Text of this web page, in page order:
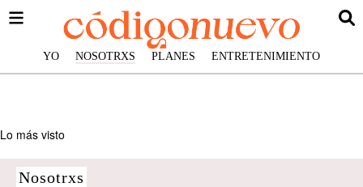
YO NOSOTRXS PLANES ENTRETENIMIENTO
Lo más visto
Nosotrxs